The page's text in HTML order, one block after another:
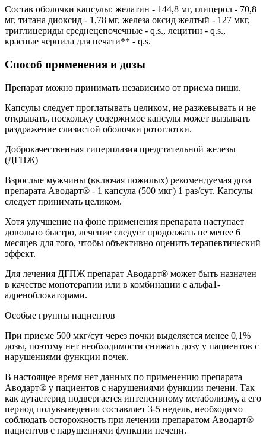
Состав оболочки капсулы: желатин - 144,8 мг, глицерол - 70,8
мг, титана диоксид - 1,78 мг, железа оксид желтый - 127 мкг,
триглицериды среднецепочечные - q.s., лецитин - q.s.,
красные чернила для печати** - q.s.
Способ применения и дозы
Препарат можно принимать независимо от приема пищи.
Капсулы следует проглатывать целиком, не разжевывать и не
открывать, поскольку содержимое капсулы может вызывать
раздражение слизистой оболочки ротоглотки.
Доброкачественная гиперплазия предстательной железы
(ДГПЖ)
Взрослые мужчины (включая пожилых) рекомендуемая доза
препарата Аводарт® - 1 капсула (500 мкг) 1 раз/сут. Капсулы
следует принимать целиком.
Хотя улучшение на фоне применения препарата наступает
довольно быстро, лечение следует продолжать не менее 6
месяцев для того, чтобы объективно оценить терапевтический
эффект.
Для лечения ДГПЖ препарат Аводарт® может быть назначен
в качестве монотерапии или в комбинации с альфа1-
адреноблокаторами.
Особые группы пациентов
При приеме 500 мкг/сут через почки выделяется менее 0,1%
дозы, поэтому нет необходимости снижать дозу у пациентов с
нарушениями функции почек.
В настоящее время нет данных по применению препарата
Аводарт® у пациентов с нарушениями функции печени. Так
как дутастерид подвергается интенсивному метаболизму, а его
период полувыведения составляет 3-5 недель, необходимо
соблюдать осторожность при лечении препаратом Аводарт®
пациентов с нарушениями функции печени.